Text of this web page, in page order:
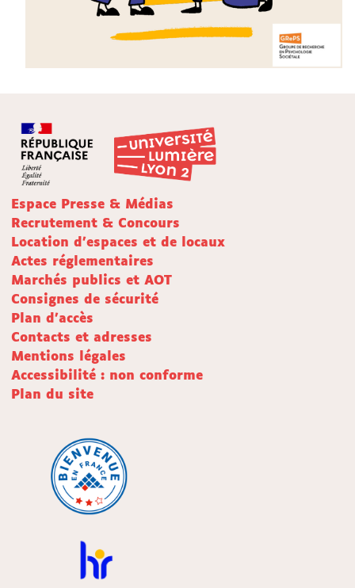
Espace Presse & Médias
Recrutement & Concours
Location d'espaces et de locaux
Actes réglementaires
Marchés publics et AOT
Consignes de sécurité
Plan d'accès
Contacts et adresses
Mentions légales
Accessibilité : non conforme
Plan du site